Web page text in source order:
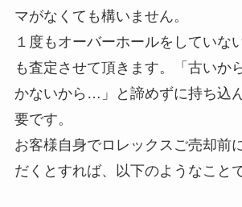
マがなくても構いません。
１度もオーバーホールをしていな
も査定させて頂きます。「古いか
かないから…」と諦めずに持ち込
要です。
お客様自身でロレックスご売却前
だくとすれば、以下のようなこと